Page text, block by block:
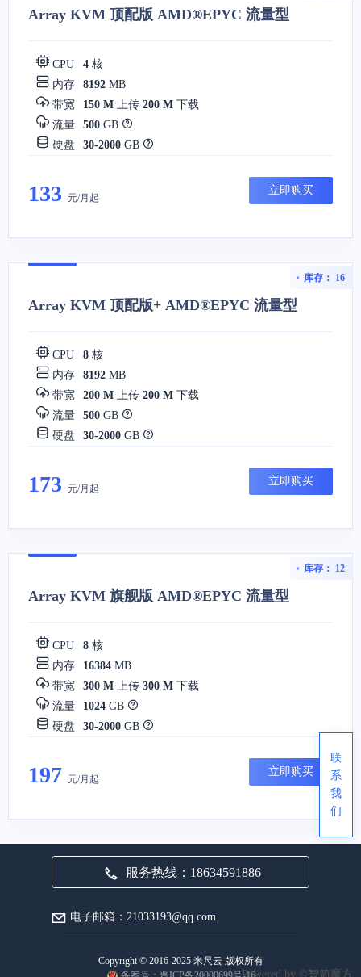
Array KVM 顶配版 AMD®EPYC 流量型
CPU
内存
带宽
流量
硬盘
4 核
8192 MB
150 M 上传 200 M 下载
500 GB
30-2000 GB
133 元/月起
立即购买
库存： 16
Array KVM 顶配版+ AMD®EPYC 流量型
CPU
内存
带宽
流量
硬盘
8 核
8192 MB
200 M 上传 200 M 下载
500 GB
30-2000 GB
173 元/月起
立即购买
库存： 12
Array KVM 旗舰版 AMD®EPYC 流量型
CPU
内存
带宽
流量
硬盘
8 核
16384 MB
300 M 上传 300 M 下载
1024 GB
30-2000 GB
197 元/月起
立即购买
服务热线：18634591886
电子邮箱：21033193@qq.com
Copyright © 2016-2025 米尺云 版权所有
联
系
我
们
Powered by ©智简魔方